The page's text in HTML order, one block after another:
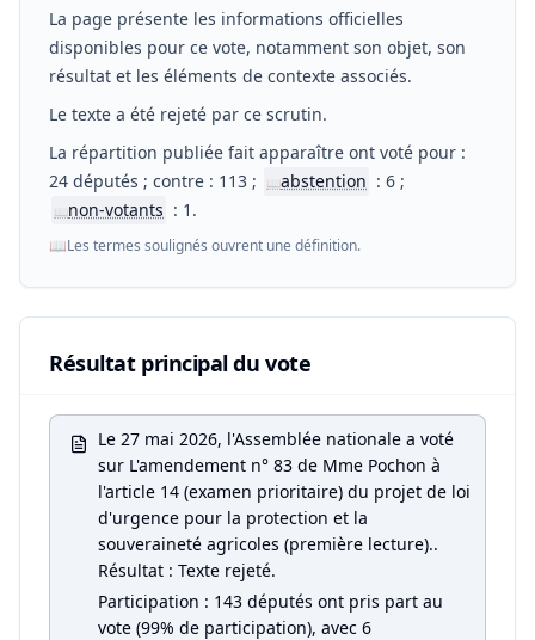
La page présente les informations officielles
disponibles pour ce vote, notamment son objet, son
résultat et les éléments de contexte associés.
Le texte a été rejeté par ce scrutin.
La répartition publiée fait apparaître ont voté pour :
24 députés ; contre : 113 ;
📖abstention : 6 ;
📖non-votants : 1.
📖Les termes soulignés ouvrent une définition.
Résultat principal du vote
Le 27 mai 2026, l'Assemblée nationale a voté
sur L'amendement n° 83 de Mme Pochon à
l'article 14 (examen prioritaire) du projet de loi
d'urgence pour la protection et la
souveraineté agricoles (première lecture)..
Résultat : Texte rejeté.
Participation : 143 députés ont pris part au
vote (99% de participation), avec 6